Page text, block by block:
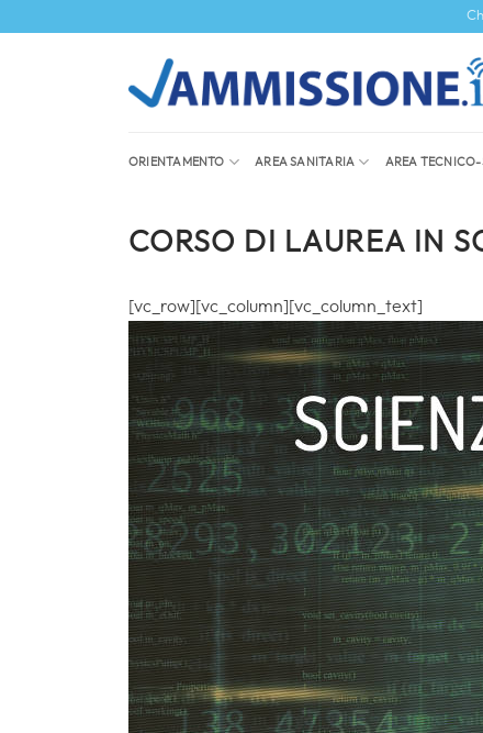
ORIENTAMENTO AREA SANITARIA AREA
CORSO DI LAUREA IN
[vc_row][vc_column][vc_column_text]